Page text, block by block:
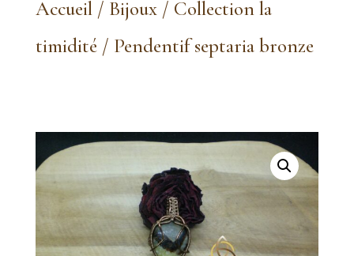
Accueil/ Bijoux/ Collection la
timidité/ Pendentif septaria bronze